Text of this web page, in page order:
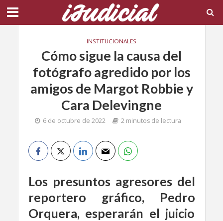
INSTITUCIONALES
Cómo sigue la causa del
fotógrafo agredido por los
amigos de Margot Robbie y
Cara Delevingne
6 de octubre de 2022 2 minutos de lectura
Los presuntos agresores del
reportero gráfico, Pedro
Orquera, esperarán el juicio